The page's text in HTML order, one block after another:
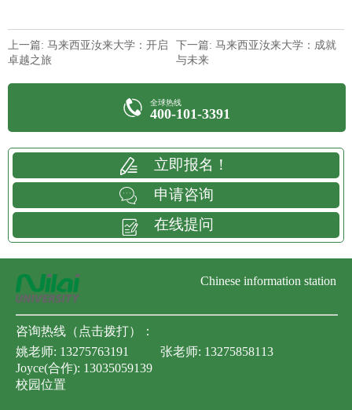
上一篇: 马来西亚汝来大学：开启
卓越之旅
下一篇: 马来西亚汝来大学：成就
与未来
全球热线
400-101-3391
立即报名！
申请咨询
在线提问
Chinese information station
咨询热线（点击拨打）：
姚老师: 13275763191 张老师: 13275858113
Joyce(合作): 13035059139
校园位置